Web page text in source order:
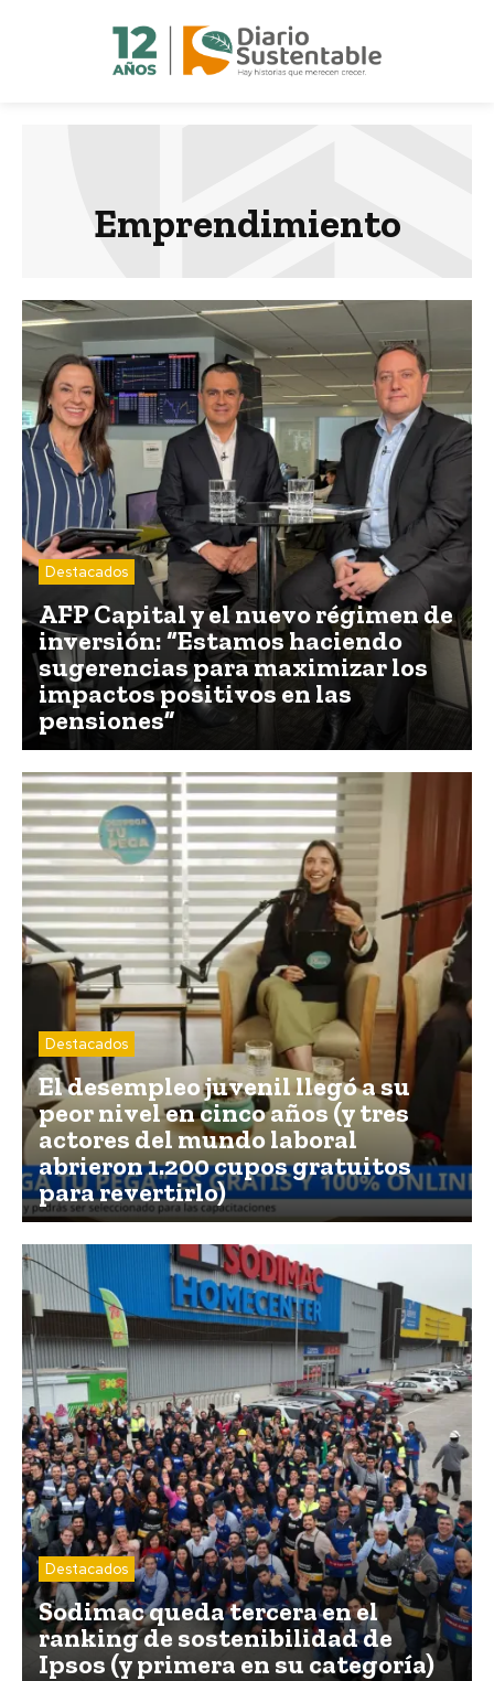
Emprendimiento
Destacados
AFP Capital y el nuevo régimen de
inversión: “Estamos haciendo
sugerencias para maximizar los
impactos positivos en las
pensiones”
Destacados
El desempleo juvenil llegó a su
peor nivel en cinco años (y tres
actores del mundo laboral
abrieron 1.200 cupos gratuitos
para revertirlo)
Destacados
Sodimac queda tercera en el
ranking de sostenibilidad de
Ipsos (y primera en su categoría)